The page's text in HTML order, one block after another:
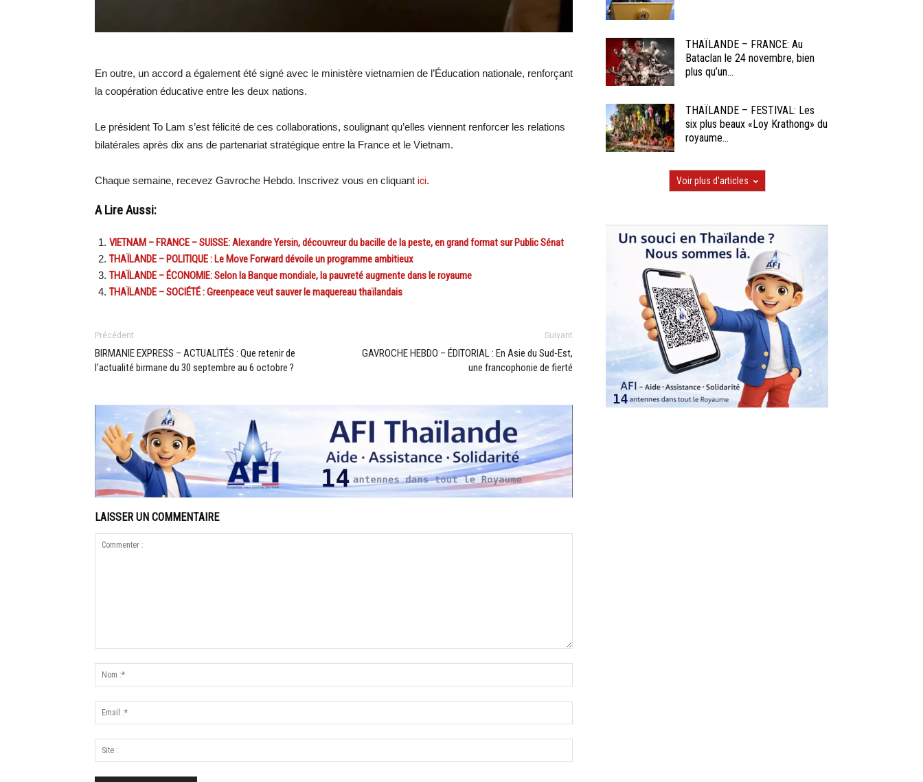
En outre, un accord a également été signé avec le ministère vietnamien de l’Éducation nationale, renforçant
la coopération éducative entre les deux nations.
Le président To Lam s’est félicité de ces collaborations, soulignant qu’elles viennent renforcer les relations
bilatérales après dix ans de partenariat stratégique entre la France et le Vietnam.
Chaque semaine, recevez Gavroche Hebdo. Inscrivez vous en cliquant ici.
A Lire Aussi:
VIETNAM – FRANCE – SUISSE: Alexandre Yersin, découvreur du bacille de la peste, en grand format sur Public Sénat
THAÏLANDE – POLITIQUE : Le Move Forward dévoile un programme ambitieux
THAÏLANDE – ÉCONOMIE: Selon la Banque mondiale, la pauvreté augmente dans le royaume
THAÏLANDE – SOCIÉTÉ : Greenpeace veut sauver le maquereau thaïlandais
Précédent
BIRMANIE EXPRESS – ACTUALITÉS : Que retenir de
l’actualité birmane du 30 septembre au 6 octobre ?
Suivant
GAVROCHE HEBDO – ÉDITORIAL : En Asie du Sud-Est,
une francophonie de fierté
LAISSER UN COMMENTAIRE
THAÏLANDE – FRANCE: Au
Bataclan le 24 novembre, bien
plus qu’un...
THAÏLANDE – FESTIVAL: Les
six plus beaux «Loy Krathong» du
royaume...
Voir plus d'articles